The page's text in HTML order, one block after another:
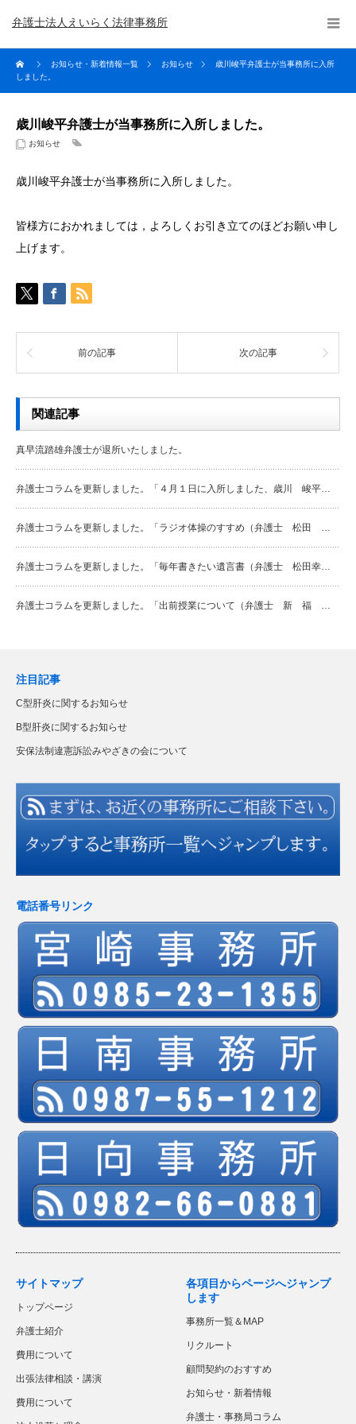
弁護士法人えいらく法律事務所
お知らせ・新着情報一覧 お知らせ
歳川峻平弁護士が当事務所に入所
しました。
歳川峻平弁護士が当事務所に入所しました。
お知らせ
歳川峻平弁護士が当事務所に入所しました。
皆様方におかれましては，よろしくお引き立てのほどお願い申し
上げます。
前の記事 次の記事
関連記事
真早流踏雄弁護士が退所いたしました。
弁護士コラムを更新しました。「４月１日に入所しました、歳川 峻平…
弁護士コラムを更新しました。「ラジオ体操のすすめ（弁護士 松田 …
弁護士コラムを更新しました。「毎年書きたい遺言書（弁護士 松田幸…
弁護士コラムを更新しました。「出前授業について（弁護士 新 福 …
注目記事
C型肝炎に関するお知らせ
B型肝炎に関するお知らせ
安保法制違憲訴訟みやざきの会について
電話番号リンク
サイトマップ
トップページ
弁護士紹介
費用について
出張法律相談・講演
費用について
各項目からページへジャンプ
します
事務所一覧＆MAP
リクルート
顧問契約のおすすめ
お知らせ・新着情報
弁護士・事務局コラム